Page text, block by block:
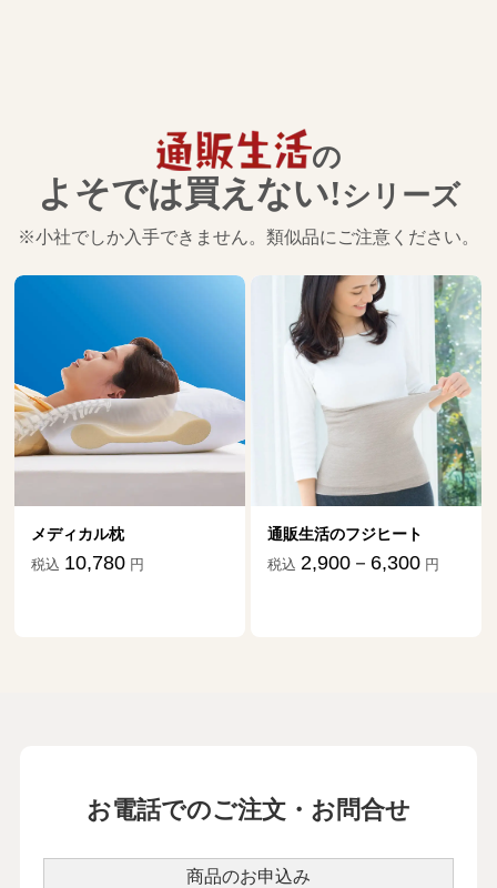
の
よそでは買えない!シリーズ
※小社でしか入手できません。類似品にご注意ください。
メディカル枕
税込 10,780 円
通販生活のフジヒート
税込 2,900－6,300 円
お電話でのご注文・お問合せ
商品のお申込み